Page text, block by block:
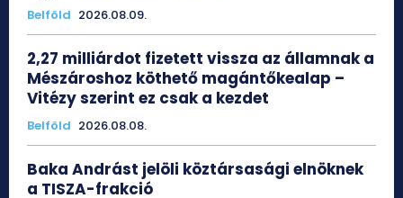
Belföld 2026.08.09.
2,27 milliárdot fizetett vissza az államnak a
Mészároshoz köthető magántőkealap –
Vitézy szerint ez csak a kezdet
Belföld 2026.08.08.
Baka Andrást jelöli köztársasági elnöknek
a TISZA-frakció